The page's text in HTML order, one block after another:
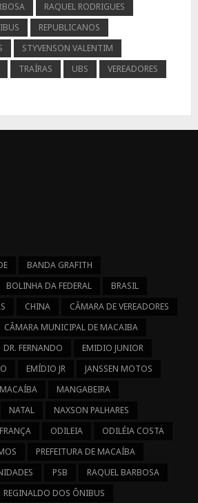
RAQUEL RODRIGUES
REPUBLICANOS
STYVENSON VALENTIM
TRAÍRAS UBS
VEREADORES
BANDA GRAFITH
BOLINHA DA FEDERAL
BRASIL
CHINA
CÂMARA DE VEREADORES
CÂMARA MUNICIPAL DE MACAIBA
DR. FERNANDO
EMIDIO JUNIOR
EMÍDIO JR
JANSSEN MOTOS
MACAÍBA
MANGABEIRA
NATAL
NAXSON PALHARES
ODILEIA
ODILÉIA COSTA
PREFEITURA DE MACAÍBA
PSB
RAQUEL BARBOSA
REGINALDO DOS ÔNIBUS